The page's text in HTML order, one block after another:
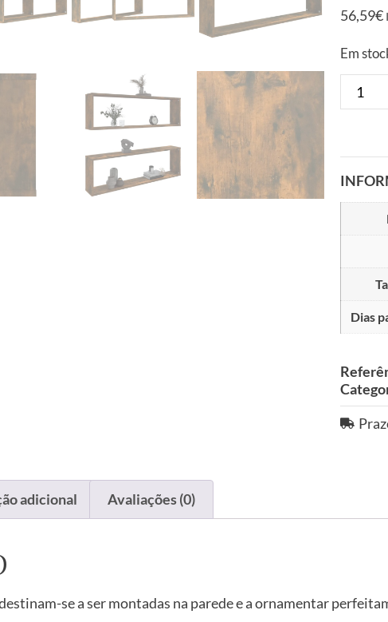
56,59€
Em
Dias
adicional Avaliações (0)
se a ser montadas na parede e a ornamentar